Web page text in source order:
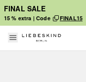
FINAL SALE
15 % extra | Code FINAL15